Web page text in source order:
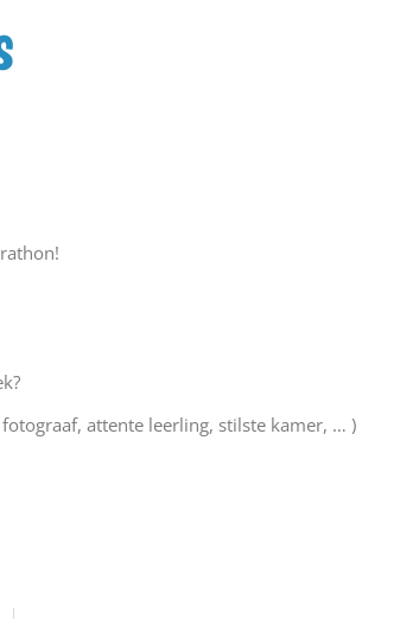
attente leerling, stilste kamer, … )